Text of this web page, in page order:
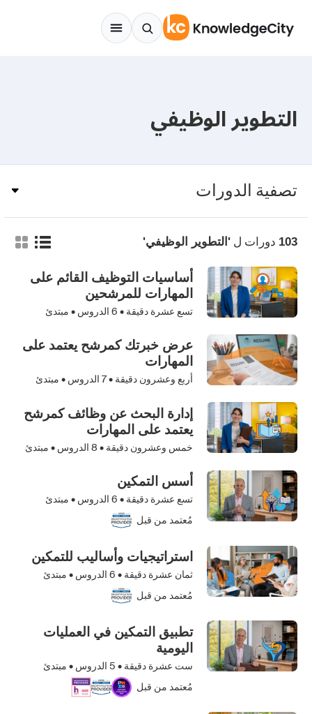
التطوير الوظيفي
تصفية الدورات
103 دورات ل'التطوير الوظيفي'
أساسيات التوظيف القائم على
المهارات للمرشحين
تسع عشرة دقيقة • 6 الدروس • مبتدئ
عرض خبرتك كمرشح يعتمد على
المهارات
أربع وعشرون دقيقة •7 الدروس • مبتدئ
إدارة البحث عن وظائف كمرشح
يعتمد على المهارات
خمس وعشرون دقيقة • 8 الدروس • مبتدئ
أسس التمكين
تسع عشرة دقيقة • 6 الدروس • مبتدئ
مُعتمد من قبل
استراتيجيات وأساليب للتمكين
ثمان عشرة دقيقة • 6 الدروس • مبتدئ
مُعتمد من قبل
تطبيق التمكين في العمليات
اليومية
ست عشرة دقيقة • 5 الدروس • مبتدئ
مُعتمد من قبل